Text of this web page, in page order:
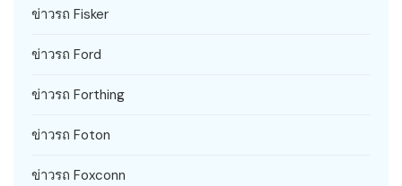
ข่าวรถ Fisker
ข่าวรถ Ford
ข่าวรถ Forthing
ข่าวรถ Foton
ข่าวรถ Foxconn